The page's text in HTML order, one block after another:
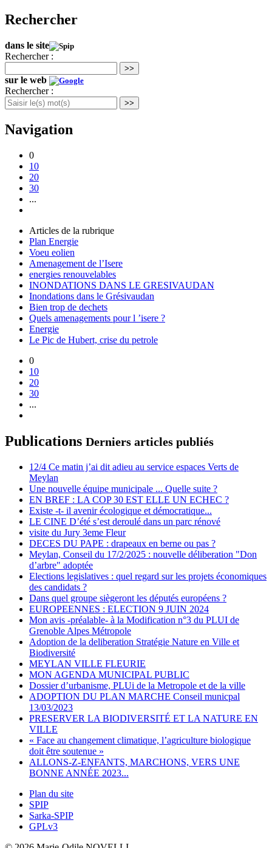
Rechercher
dans le site
Rechercher :
>>
sur le web
Rechercher :
>>
Navigation
0
10
20
30
...
Articles de la rubrique
Plan Energie
Voeu eolien
Amenagement de l’Isere
energies renouvelables
INONDATIONS DANS LE GRESIVAUDAN
Inondations dans le Grésivaudan
Bien trop de dechets
Quels amenagements pour l ’isere ?
Energie
Le Pic de Hubert, crise du petrole
0
10
20
30
...
Publications Derniers articles publiés
12/4 Ce matin j’ai dit adieu au service espaces Verts de
Meylan
Une nouvelle équipe municipale ... Quelle suite ?
EN BREF : LA COP 30 EST ELLE UN ECHEC ?
Existe -t- il avenir écologique et démocratique...
LE CINE D’été s’est deroulé dans un parc rénové
visite du Jury 3eme Fleur
DECES DU PAPE : drapeaux en berne ou pas ?
Meylan, Conseil du 17/2/2025 : nouvelle déliberation "Don
d’arbre" adoptée
Elections legislatives : quel regard sur les projets économiques
des candidats ?
Dans quel groupe siègeront les députés européens ?
EUROPEENNES : ELECTION 9 JUIN 2024
Mon avis -préalable- à la Modification n°3 du PLUI de
Grenoble Alpes Métropole
Adoption de la deliberation Stratégie Nature en Ville et
Biodiversité
MEYLAN VILLE FLEURIE
MON AGENDA MUNICIPAL PUBLIC
Dossier d’urbanisme, PLUi de la Metropole et de la ville
ADOPTION DU PLAN MARCHE Conseil municpal
13/03/2023
PRESERVER LA BIODIVERSITÉ ET LA NATURE EN
VILLE
« Face au changement climatique, l’agriculture biologique
doit être soutenue »
ALLONS-Z-ENFANTS, MARCHONS, VERS UNE
BONNE ANNÉE 2023...
Plan du site
SPIP
Sarka-SPIP
GPLv3